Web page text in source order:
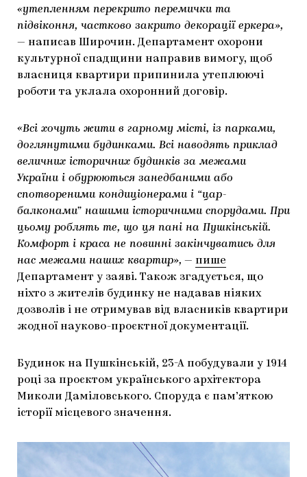
«утепленням перекрито перемички та
підвіконня, частково закрито декорації еркера»,
— написав Широчин. Департамент охорони
культурної спадщини направив вимогу, щоб
власниця квартири припинила утеплюючі
роботи та уклала охоронний договір.
«Всі хочуть жити в гарному місті, із парками,
доглянутими будинками. Всі наводять приклад
величних історичних будинків за межами
України і обурюються занедбаними або
спотвореними кондиціонерами і “цар-
балконами” нашими історичними спорудами. При
цьому роблять те, що ця пані на Пушкінській.
Комфорт і краса не повинні закінчуватись для
нас межами наших квартир», — пише
Департамент у заяві. Також згадується, що
ніхто з жителів будинку не надавав ніяких
дозволів і не отримував від власників квартири
жодної науково-проєктної документації.
Будинок на Пушкінській, 23-А побудували у 1914
році за проєктом українського архітектора
Миколи Даміловського. Споруда є пам’яткою
історії місцевого значення.